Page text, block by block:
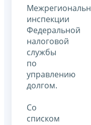
инспекции
Федеральной
налоговой
службы
по
управлению
долгом.
Со
списком